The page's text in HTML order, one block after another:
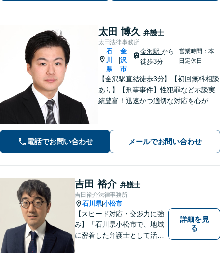
太田 博久 弁護士
太田法律事務所
石
川
県
金
沢
市
金沢駅から
徒歩3分
営業時間：本
日定休日
【金沢駅直結徒歩3分】【初回無料相談
あり】【刑事事件】性犯罪など示談実
績豊富！迅速かつ適切な対応を心がけ
対応で、適切な解決へと導きます。
電話でお問い合わせ メールでお問い合わせ
吉田 裕介 弁護士
吉田裕介法律事務所
石川県|小松市
【スピード対応・交渉力に強
み】「石川県小松市で、地域
に密着した弁護士として活動
詳細を見
る